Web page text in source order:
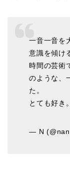
一音一音を
意識を傾け
時間の芸術
のような、
た。
とても好き。
— N